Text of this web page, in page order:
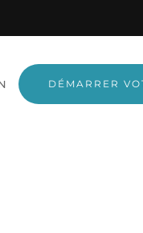
DÉMARRER